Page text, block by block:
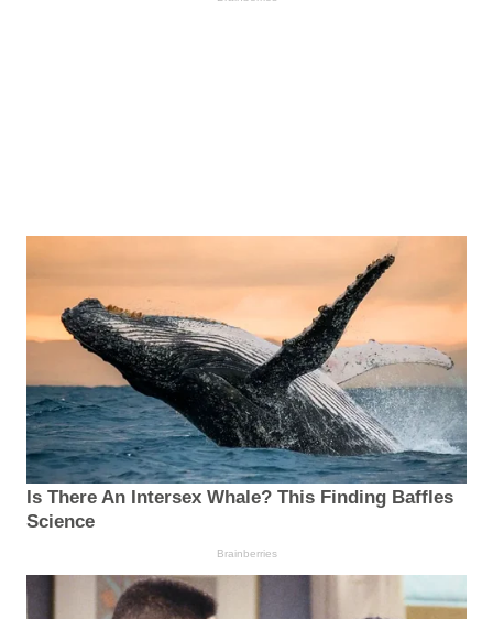
Is There An Intersex Whale? This Finding Baffles
Science
Brainberries